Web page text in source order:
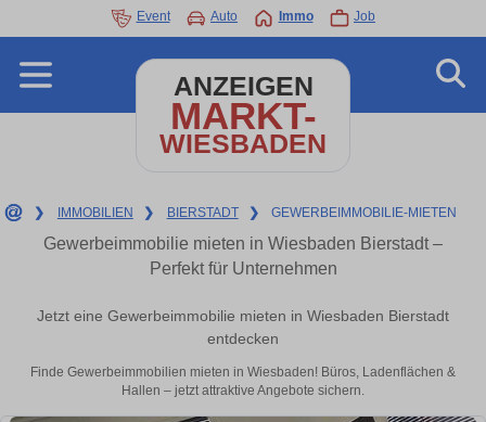
Event Auto Immo Job
ANZEIGEN
MARKT-
WIESBADEN
❯ IMMOBILIEN ❯ BIERSTADT ❯ GEWERBEIMMOBILIE-MIETEN
Gewerbeimmobilie mieten in Wiesbaden Bierstadt –
Perfekt für Unternehmen
Jetzt eine Gewerbeimmobilie mieten in Wiesbaden Bierstadt
entdecken
Finde Gewerbeimmobilien mieten in Wiesbaden! Büros, Ladenflächen &
Hallen – jetzt attraktive Angebote sichern.